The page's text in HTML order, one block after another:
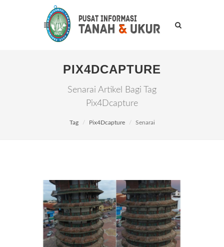
PIX4DCAPTURE
Senarai Artikel Bagi Tag
Pix4Dcapture
Tag Pix4Dcapture Senarai